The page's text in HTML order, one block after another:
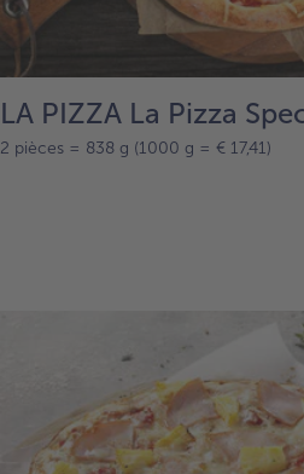
LA PIZZA La Pizza
2 pièces = 838 g (1000 g = € 17,41)